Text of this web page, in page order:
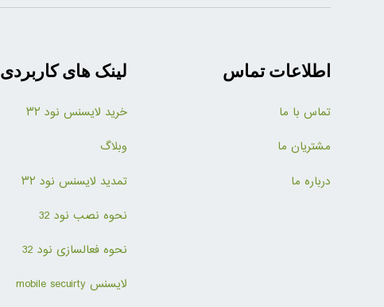
اطلاعات تماس
تماس با ما
مشتریان ما
درباره ما
لینک های کاربردی
خرید لایسنس نود ۳۲
وبلاگ
تمدید لایسنس نود ۳۲
نحوه نصب نود 32
نحوه فعالسازی نود 32
لایسنس mobile secuirty